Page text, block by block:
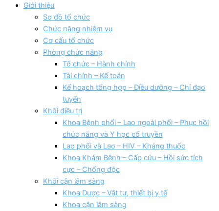
Giới thiệu
Sơ đồ tổ chức
Chức năng nhiệm vụ
Cơ cấu tổ chức
Phòng chức năng
Tổ chức – Hành chính
Tài chính – Kế toán
Kế hoạch tổng hợp – Điều dưỡng – Chỉ đạo
tuyển
Khối điều trị
Khoa Bệnh phổi – Lao ngoài phổi – Phục hồi
chức năng và Y học cổ truyền
Lao phổi và Lao – HIV – Kháng thuốc
Khoa Khám Bệnh – Cấp cứu – Hồi sức tích
cực – Chống độc
Khối cận lâm sàng
Khoa Dược – Vật tư, thiết bị y tế
Khoa cận lâm sàng